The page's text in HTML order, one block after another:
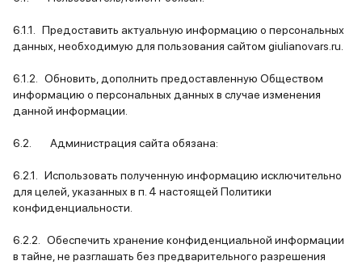
6.1.1. Предоставить актуальную информацию о персональных
данных, необходимую для пользования сайтом giulianovars.ru.
6.1.2. Обновить, дополнить предоставленную Обществом
информацию о персональных данных в случае изменения
данной информации.
6.2. Администрация сайта обязана:
6.2.1. Использовать полученную информацию исключительно
для целей, указанных в п. 4 настоящей Политики
конфиденциальности.
6.2.2. Обеспечить хранение конфиденциальной информации
в тайне, не разглашать без предварительного разрешения